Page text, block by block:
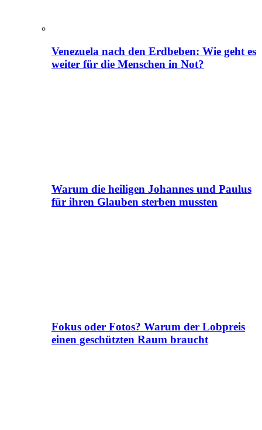
Venezuela nach den Erdbeben: Wie geht es
weiter für die Menschen in Not?
Warum die heiligen Johannes und Paulus
für ihren Glauben sterben mussten
Fokus oder Fotos? Warum der Lobpreis
einen geschützten Raum braucht